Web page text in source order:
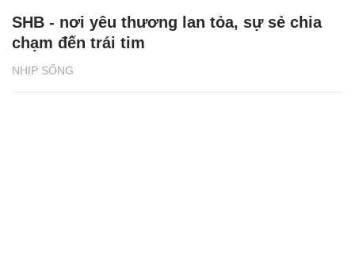
NHỊP SỐNG
SHB - nơi yêu thương lan tỏa, sự sẻ chia
chạm đến trái tim